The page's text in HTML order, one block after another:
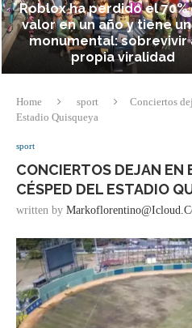
Roblox ha perdido el 70%
valor en un año y tiene
monumental: sobrevivir
propia viralidad
Home sport
Conciertos
Estadio Quisqueya
sport
CONCIERTOS DEJAN EN
CÉSPED DEL ESTADIO
written by